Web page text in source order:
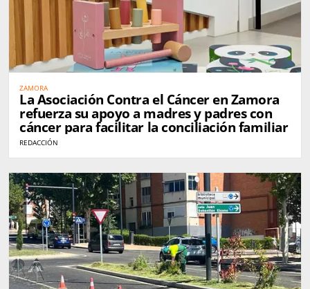
ZAMORA
La Asociación Contra el Cáncer en Zamora
refuerza su apoyo a madres y padres con
cáncer para facilitar la conciliación familiar
REDACCIÓN